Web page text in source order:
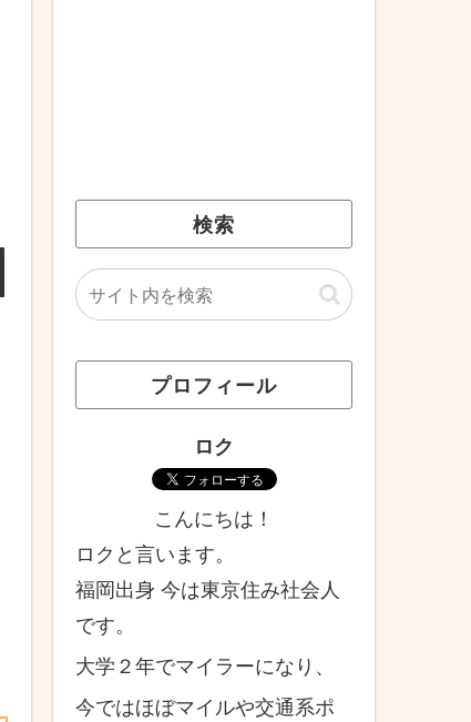
検索
プロフィール
ロク
こんにちは！
ロクと言います。
福岡出身 今は東京住み社会人
です。
大学２年でマイラーになり、
今ではほぼマイルや交通系ポ